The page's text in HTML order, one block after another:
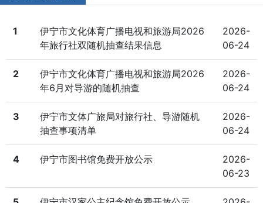
1
伊宁市文化体育广播电视和旅游局2026
年旅行社双随机抽查结果信息
2026-
06-24
2
伊宁市文化体育广播电视和旅游局2026
年6月对导游的随机抽查
2026-
06-24
3
伊宁市文体广旅局对旅行社、导游随机
抽查事项清单
2026-
06-24
4 伊宁市图书馆免费开放公示
2026-
06-23